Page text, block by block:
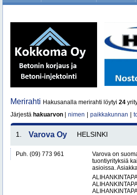
Merirahti Hakusanalla merirahti löytyi 24
Järjestä hakuarvon nimen paikkakunnan
1. Varova Oy HELSINKI
Puh. (09) 773 961
Varova on
tuontiyrityksiä
asioissa.